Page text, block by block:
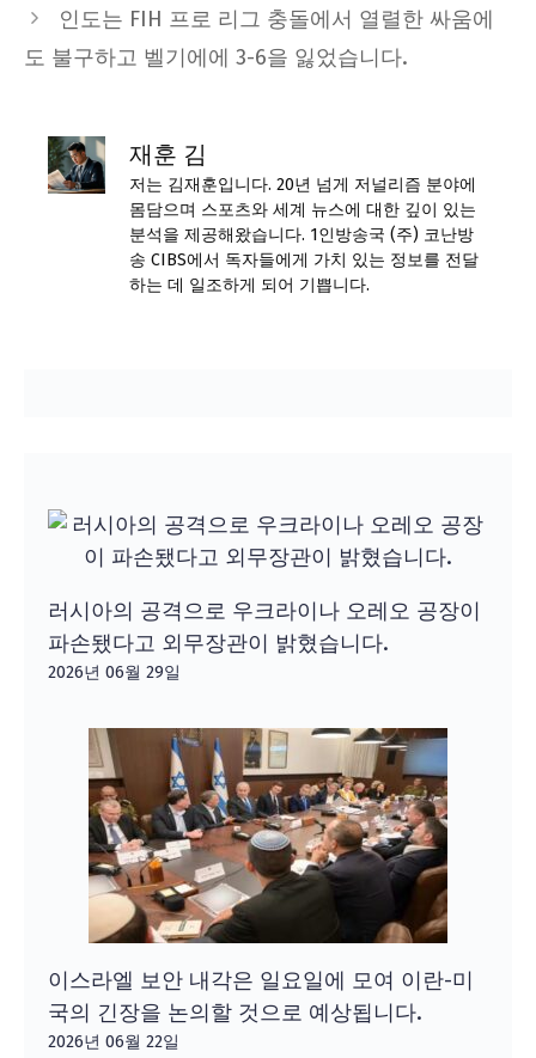
인도는 FIH 프로 리그 충돌에서 열렬한 싸움에
도 불구하고 벨기에에 3-6을 잃었습니다.
재훈 김
저는 김재훈입니다. 20년 넘게 저널리즘 분야에
몸담으며 스포츠와 세계 뉴스에 대한 깊이 있는
분석을 제공해왔습니다. 1인방송국 (주) 코난방
송 CIBS에서 독자들에게 가치 있는 정보를 전달
하는 데 일조하게 되어 기쁩니다.
러시아의 공격으로 우크라이나 오레오 공장이
파손됐다고 외무장관이 밝혔습니다.
2026년 06월 29일
이스라엘 보안 내각은 일요일에 모여 이란-미
국의 긴장을 논의할 것으로 예상됩니다.
2026년 06월 22일